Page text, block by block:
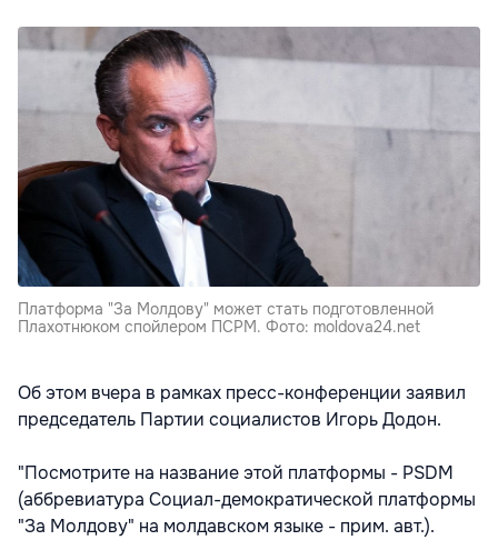
Платформа "За Молдову" может стать подготовленной
Плахотнюком спойлером ПСРМ. Фото: moldova24.net
Об этом вчера в рамках пресс-конференции заявил
председатель Партии социалистов Игорь Додон.
"Посмотрите на название этой платформы - PSDM
(аббревиатура Социал-демократической платформы
"За Молдову" на молдавском языке - прим. авт.).